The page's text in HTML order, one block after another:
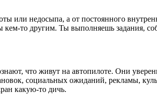
или недосыпа, а от постоянного
то другим. Ты выполняешь задания,
что живут на автопилоте. Они
социальных ожиданий, рекламы,
какую-то дичь.